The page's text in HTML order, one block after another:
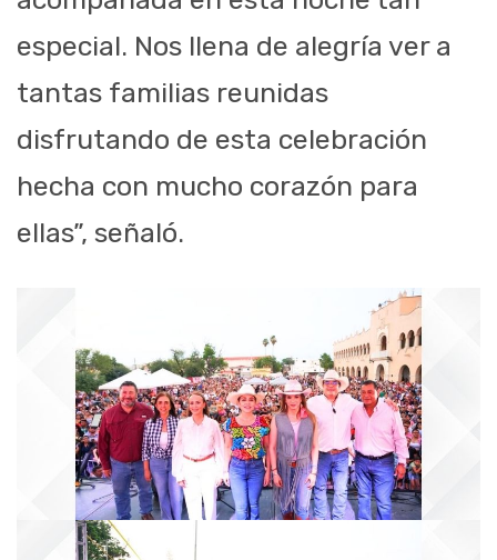
especial. Nos llena de alegría ver a
tantas familias reunidas
disfrutando de esta celebración
hecha con mucho corazón para
ellas”, señaló.